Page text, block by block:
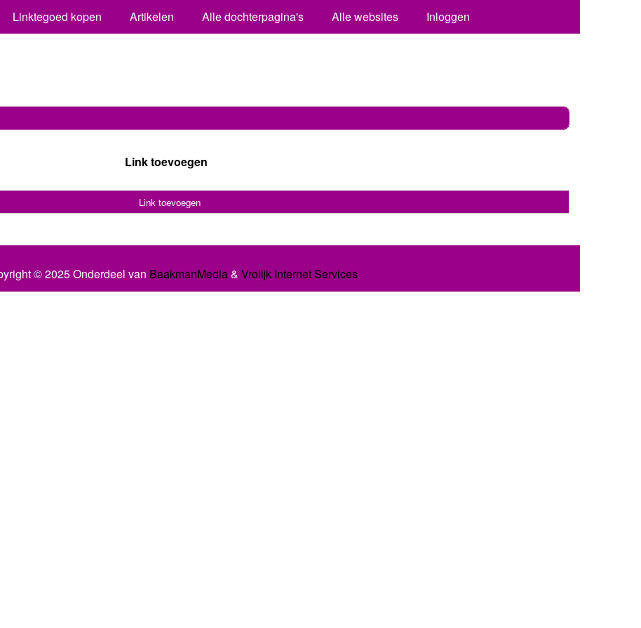
Linktegoed kopen Artikelen Alle dochterpagina's Alle websites Inloggen
Link toevoegen
Link toevoegen
© 2025 Onderdeel van BaakmanMedia& Vrolijk Internet Services